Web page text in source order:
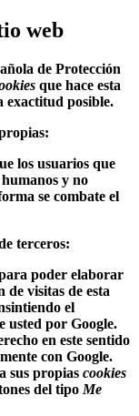
web
de Protección
que hace esta
exactitud posible.
:
los usuarios que
y no
se combate el
terceros:
poder elaborar
de visitas de esta
el
usted por Google.
en este sentido
con Google.
sus propias cookies
del tipo Me